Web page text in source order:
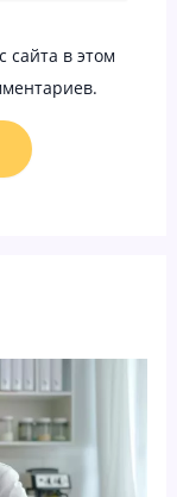
сайта в этом